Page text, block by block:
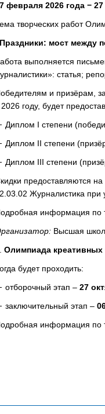
февраля 2026 года −
творческих работ
мост между
выполняется
статья;
и призёрам,
2026 году, будет
Диплом I степени
Диплом II степени
Диплом III степени
предоставляются
Журналистика
информация по
Высшая
Олимпиада креативных
будет проходить:
отборочный этап – 27
заключительный этап –
информация по